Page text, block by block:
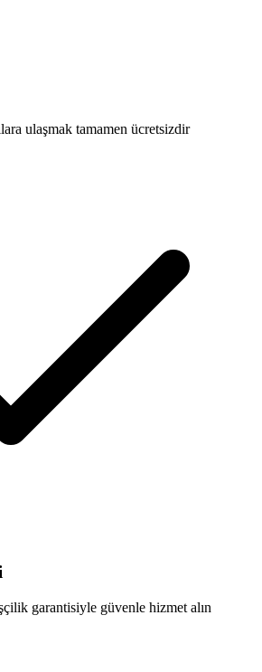
ulaşmak tamamen ücretsizdir
garantisiyle güvenle hizmet alın